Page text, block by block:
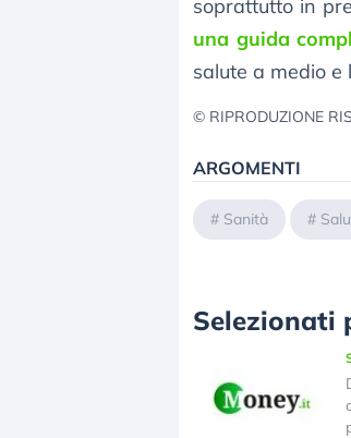
soprattutto in
una guida
salute a medio e
© RIPRODUZIONE
ARGOMENTI
# Sanità #
Selezionati